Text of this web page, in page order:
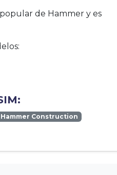
de Hammer y es
Hammer Construction